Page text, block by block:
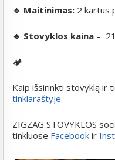
🔹 Maitinimas: 2 kartus
🔹 Stovyklos kaina –
🏕️
Kaip išsirinkti stovyklą ir
tinklaraštyje
ZIGZAG STOVYKLOS
tinkluose Facebook ir